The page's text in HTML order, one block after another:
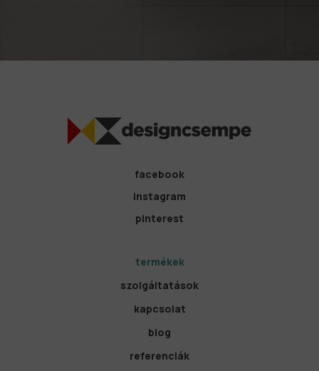
facebook
instagram
pinterest
termékek
szolgáltatások
kapcsolat
blog
referenciák